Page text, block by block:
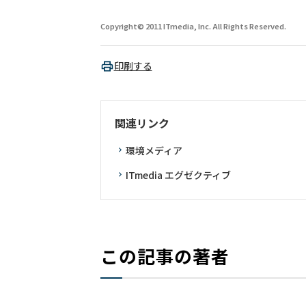
Copyright© 2011 ITmedia, Inc. All Rights Reserved.
印刷する
関連リンク
環境メディア
ITmedia エグゼクティブ
この記事の著者